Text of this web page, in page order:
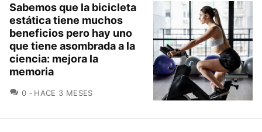
Sabemos que la bicicleta
estática tiene muchos
beneficios pero hay uno
que tiene asombrada a la
ciencia: mejora la
memoria
0 COMENTARIOS
HACE 3 MESES